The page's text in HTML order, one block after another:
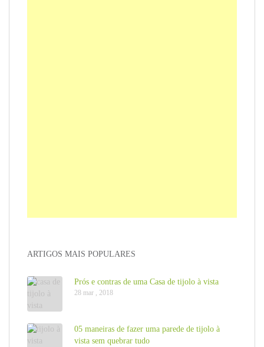
ARTIGOS MAIS POPULARES
Prós e contras de uma Casa de tijolo à vista
28 mar , 2018
05 maneiras de fazer uma parede de tijolo à
vista sem quebrar tudo